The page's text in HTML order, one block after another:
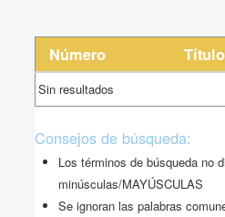
Número Título
Sin resultados
Consejos de búsqueda:
Los términos de búsqueda no
minúsculas/MAYÚSCULAS
Se ignoran las palabras